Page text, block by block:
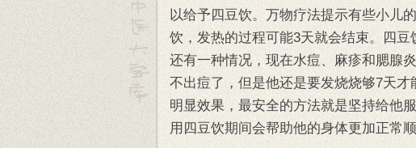
以给予四豆饮。万物疗法提示有些小儿
饮，发热的过程可能3天就会结束。四豆
还有一种情况，现在水痘、麻疹和腮腺
不出痘了，但是他还是要发烧烧够7天
明显效果，最安全的方法就是坚持给他
用四豆饮期间会帮助他的身体更加正常